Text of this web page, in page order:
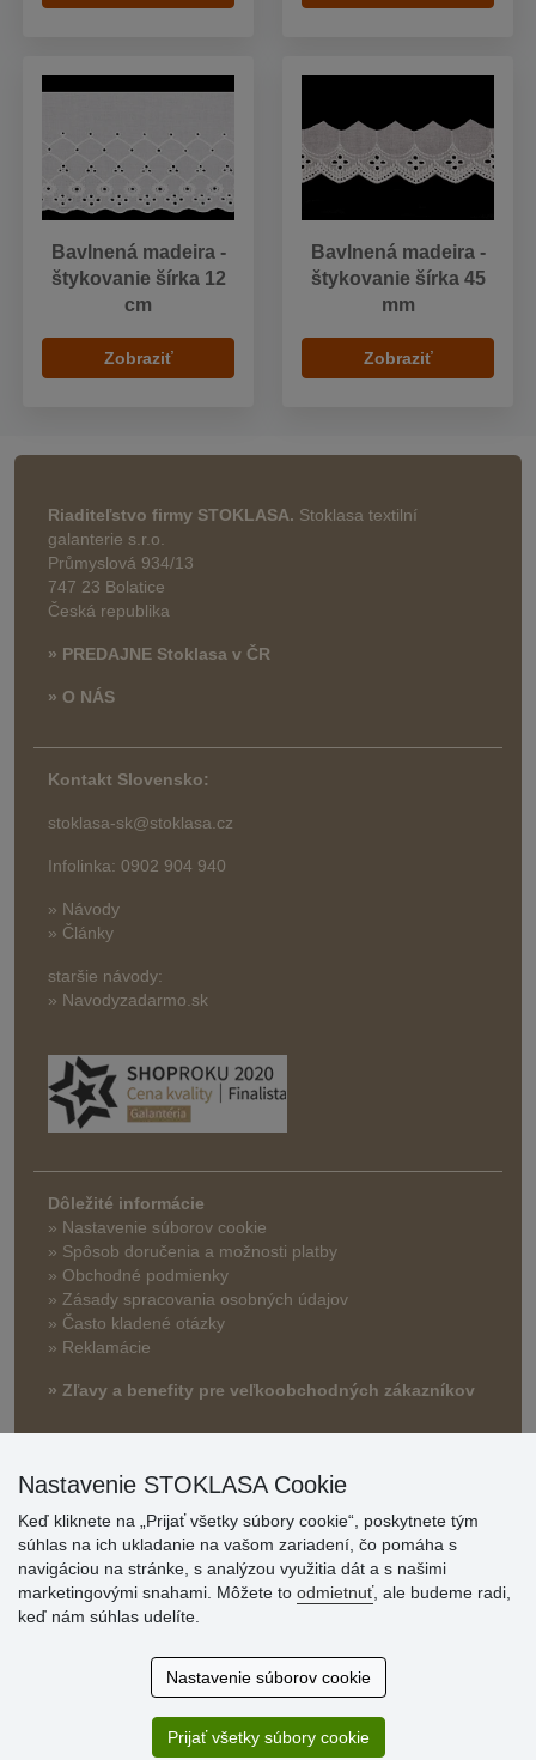
Bavlnená madeira -
štykovanie šírka 12
cm
Zobraziť
Bavlnená madeira -
štykovanie šírka 45
mm
Zobraziť
Riaditeľstvo firmy STOKLASA. Stoklasa textilní
galanterie s.r.o.
Průmyslová 934/13
747 23 Bolatice
Česká republika
» PREDAJNE Stoklasa v ČR
» O NÁS
Kontakt Slovensko:
stoklasa-sk@stoklasa.cz
Infolinka: 0902 904 940
» Návody
» Články
staršie návody:
» Navodyzadarmo.sk
Dôležité informácie
» Nastavenie súborov cookie
» Spôsob doručenia a možnosti platby
» Obchodné podmienky
» Zásady spracovania osobných údajov
» Často kladené otázky
» Reklamácie
» Zľavy a benefity pre veľkoobchodných zákazníkov
Hodnotenia
Nastavenie STOKLASA Cookie
Keď kliknete na „Prijať všetky súbory cookie“, poskytnete tým
súhlas na ich ukladanie na vašom zariadení, čo pomáha s
navigáciou na stránke, s analýzou využitia dát a s našimi
marketingovými snahami. Môžete to odmietnuť, ale budeme radi,
keď nám súhlas udelíte.
Nastavenie súborov cookie
Prijať všetky súbory cookie